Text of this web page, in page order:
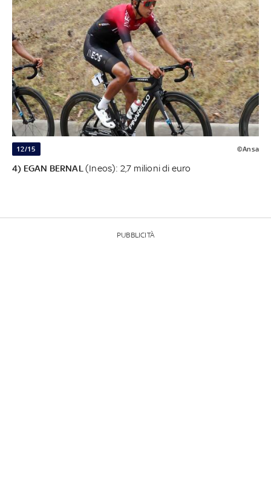
12/15 ©Ansa
4) EGAN BERNAL (Ineos): 2,7 milioni di euro
PUBBLICITÀ